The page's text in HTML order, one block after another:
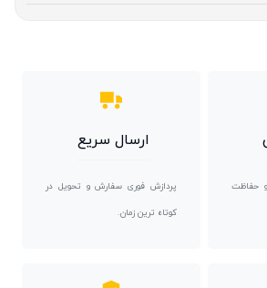
و حفاظت
ارسال سریع
پردازش فوری سفارش و تحویل در
کوتاه ترین زمان.